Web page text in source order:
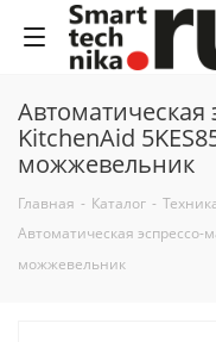
KitchenAid
можжевельник
Главная - Каталог -
Автоматическая эспрессо-
можжевельник